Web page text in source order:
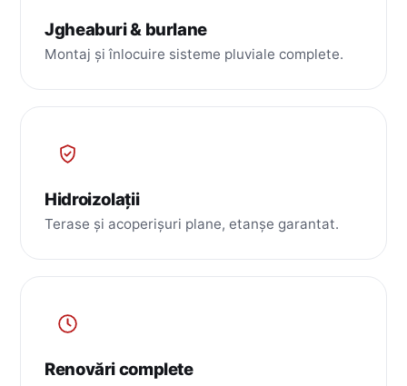
Jgheaburi & burlane
Montaj și înlocuire sisteme pluviale complete.
Hidroizolații
Terase și acoperișuri plane, etanșe garantat.
Renovări complete